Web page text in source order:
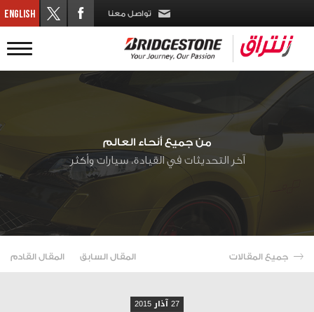
تواصل معنا
من جميع أنحاء العالم
آخر التحديثات في القيادة، سيارات وأكثر
جميع المقالات المقال السابق المقال القادم
27 آذار 2015